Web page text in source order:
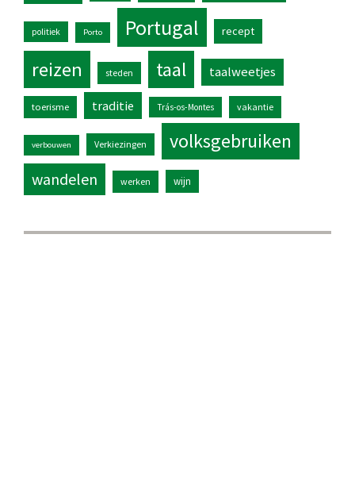
politiek Porto Portugal recept
reizen steden taal taalweetjes
toerisme traditie Trás-os-Montes vakantie
verbouwen Verkiezingen volksgebruiken
wandelen werken wijn